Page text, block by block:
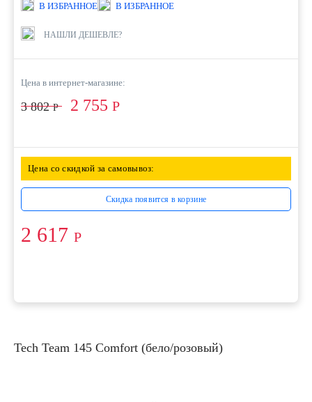
В ИЗБРАННОЕ В ИЗБРАННОЕ
НАШЛИ ДЕШЕВЛЕ?
Цена в интернет-магазине:
3 802Р 2 755 Р
Цена со скидкой за самовывоз:
Скидка появится в корзине
2 617 Р
Tech Team 145 Comfort (бело/розовый)